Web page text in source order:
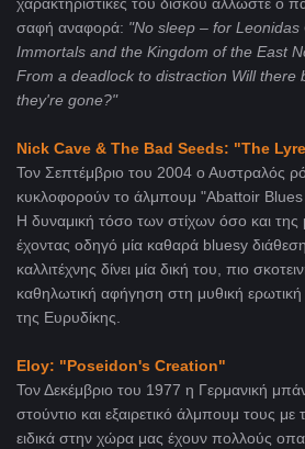
χαρακτηριστικές του δίσκου άλλωστε ο
σαφή αναφορά: "No sleep – for
Immortals and the Kingdom of the East
From a deadlock to distraction Will there
they're gone?"
Nick Cave & The Bad Seeds: "The
Τον Σεπτέμβριο του 2004 ο Αυστραλός
κυκλοφορούν το άλμπουμ "Abattoir
Η δυναμική τόσο των στίχων όσο και της
έχοντας οδηγό μία καθαρά bluesy
καλλιτέχνης δίνει μία δική του, πιο
καθηλωτική αφήγηση στη μυθική ερωτική
της Ευρυδίκης.
Eloy: "Poseidon's Creation"
Τον Δεκέμβριο του 1977 η Γερμανική
στούντιο και εξαιρετικό άλμπουμ τους
ειδικά στην χώρα μας έχουν πολλούς